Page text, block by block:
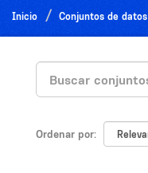
Inicio Conjuntos de datos
Ordenar por